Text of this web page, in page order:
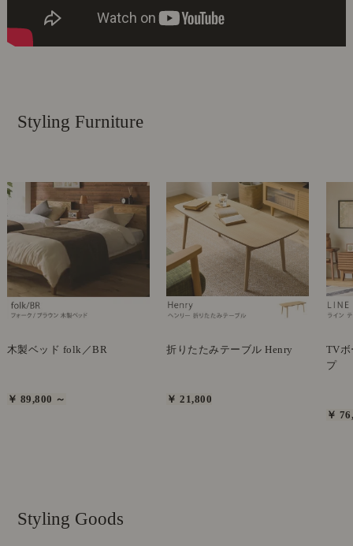
Styling Furniture
木製ベッド folk／BR
￥ 89,800 ～
折りたたみテーブル Henry
￥ 21,800
TVボ
プ
￥
Styling Goods